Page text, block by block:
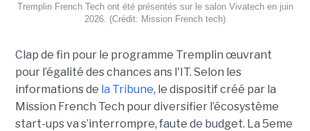
Tremplin French Tech ont été présentés sur le salon Vivatech en juin
2026. (Crédit: Mission French tech)
Clap de fin pour le programme Tremplin œuvrant
pour l’égalité des chances ans l'IT. Selon les
informations de la Tribune, le dispositif créé par la
Mission French Tech pour diversifier l’écosystème
start-ups va s’interrompre, faute de budget. La 5eme